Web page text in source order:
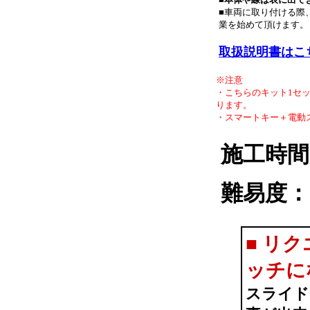
■車両に取り付ける際
業を始めて頂けます。
取扱説明書はこ
※注意
・こちらのキット1セ
ります。
・スマートキー＋電
施工時
難易度：
■ リ
ッチ
スライ